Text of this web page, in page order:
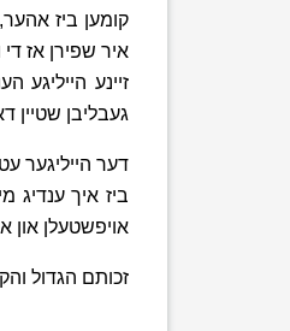
קומען ביז
איר שפירן אז
זיינע הייליגע
געבליבן שטיין
דער הייליגער
ביז איך ענדיג
אויפשטעלן און
זכותם הגדול